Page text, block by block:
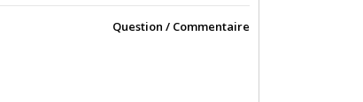
Question / Commentaire